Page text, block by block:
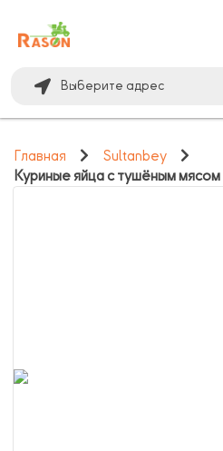
Выберите адрес
Главная
Sultanbey
Куриные яйца с тушёным мясом